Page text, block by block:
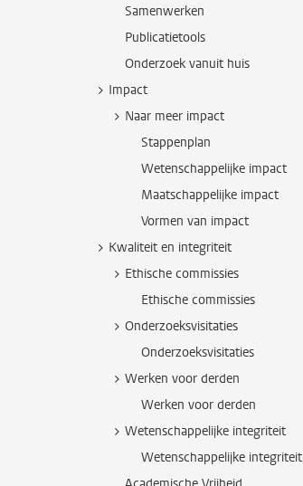
Samenwerken
Publicatietools
Onderzoek vanuit huis
Impact
Naar meer impact
Stappenplan
Wetenschappelijke impact
Maatschappelijke impact
Vormen van impact
Kwaliteit en integriteit
Ethische commissies
Ethische commissies
Onderzoeksvisitaties
Onderzoeksvisitaties
Werken voor derden
Werken voor derden
Wetenschappelijke integriteit
Wetenschappelijke integriteit